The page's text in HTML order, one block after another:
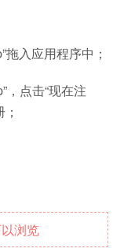
入应用程序中；
，点击“现在注
浏览